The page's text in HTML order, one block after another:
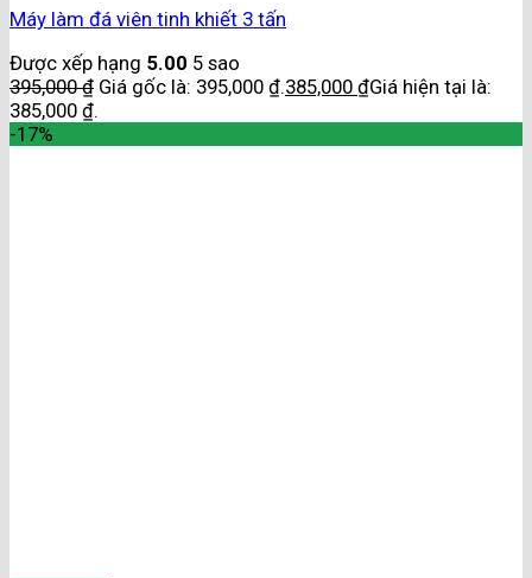
Máy làm đá viên tinh khiết 3 tấn
Được xếp hạng 5.00 5 sao
395,000₫ Giá gốc là: 395,000 ₫.385,000 ₫Giá hiện tại là:
385,000 ₫.
-17%